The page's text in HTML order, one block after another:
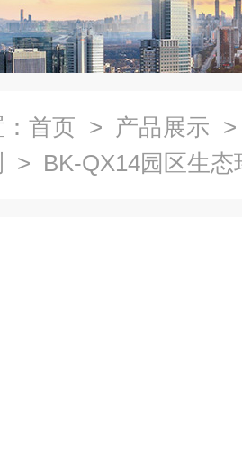
首页 > 产品展示
> BK-QX14园区生态